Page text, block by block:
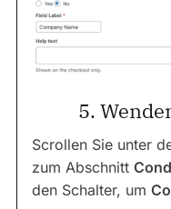
5.
Scrollen Sie unter
zum Abschnitt
den Schalter, um